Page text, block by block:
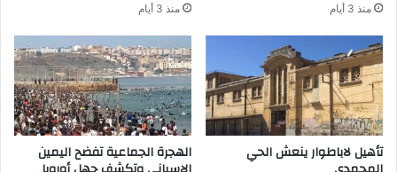
منذ 3 أيام منذ 3 أيام
تأهيل لاباطوار ينعش الحي الهجرة الجماعية تفضح اليمين